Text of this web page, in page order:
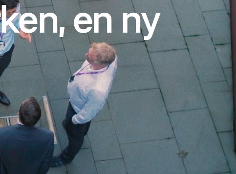
en ny
Stavanger. Her kan du
har en
med en fantastisk
du vil gå, sykle,